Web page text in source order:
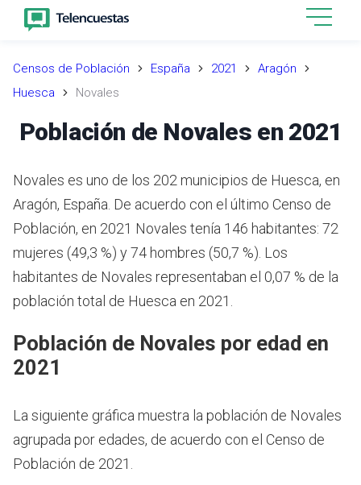
Censos de Población España 2021
Aragón
Huesca
Novales
Población de Novales en 2021
Novales es uno de los 202 municipios de Huesca, en
Aragón, España. De acuerdo con el último Censo de
Población, en 2021 Novales tenía 146 habitantes: 72
mujeres (49,3 %) y 74 hombres (50,7 %). Los
habitantes de Novales representaban el 0,07 % de la
población total de Huesca en 2021.
Población de Novales por edad en
2021
La siguiente gráfica muestra la población de Novales
agrupada por edades, de acuerdo con el Censo de
Población de 2021.